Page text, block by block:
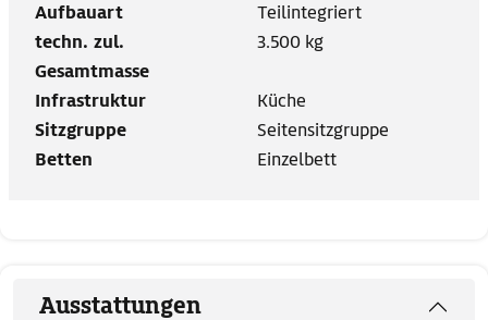
Aufbauart
Teilintegriert
techn. zul.
Gesamtmasse
3.500 kg
Infrastruktur
Küche
Sitzgruppe
Seitensitzgruppe
Betten
Einzelbett
Ausstattungen